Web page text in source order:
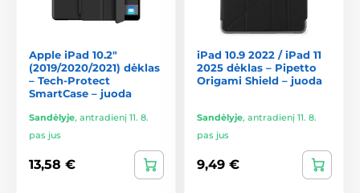
Apple iPad 10.2"
(2019/2020/2021) dėklas
– Tech-Protect
SmartCase – juoda
Sandėlyje, antradienį 11. 8.
pas jus
13,58 €
iPad 10.9 2022 / iPad 11
2025 dėklas – Pipetto
Origami Shield – juoda
Sandėlyje, antradienį 11. 8.
pas jus
9,49 €